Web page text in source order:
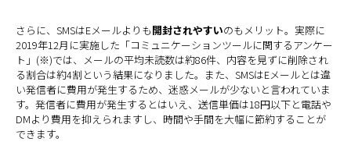
さらに、SMSはEメールよりも開封されやすいのもメリット。実際に
2019年12月に実施した「コミュニケーションツールに関するアンケー
ト」(※)では、メールの平均未読数は約86件、内容を見ずに削除され
る割合は約4割という結果になりました。また、SMSはEメールとは違
い発信者に費用が発生するため、迷惑メールが少ないと言われていま
す。発信者に費用が発生するとはいえ、送信単価は18円以下と電話や
DMより費用を抑えられますし、時間や手間を大幅に節約することが
できます。